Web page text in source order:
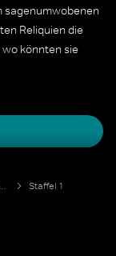
sagenumwobenen
Reliquien die
könnten sie
Wunder und Heiligtümer mit Dennis Quaid
Staffel 1